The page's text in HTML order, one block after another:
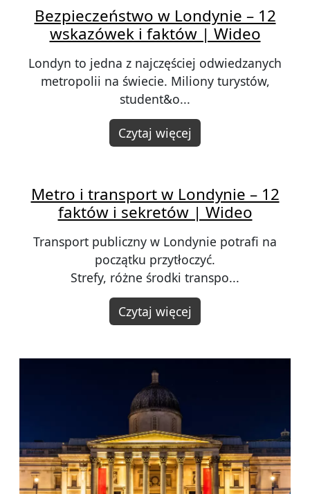
Bezpieczeństwo w Londynie – 12
wskazówek i faktów | Wideo
Londyn to jedna z najczęściej odwiedzanych
metropolii na świecie. Miliony turystów,
student&o...
Czytaj więcej
Metro i transport w Londynie – 12
faktów i sekretów | Wideo
Transport publiczny w Londynie potrafi na
początku przytłoczyć.
Strefy, różne środki transpo...
Czytaj więcej